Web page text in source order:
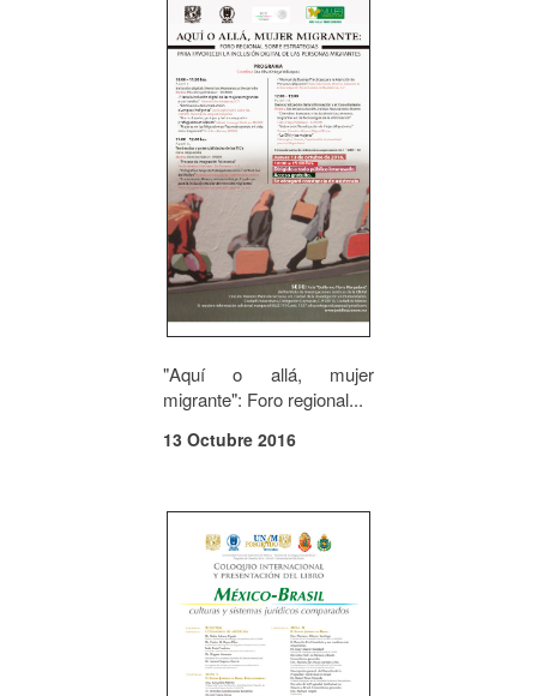
"Aquí o allá, mujer
migrante": Foro regional...
13 Octubre 2016